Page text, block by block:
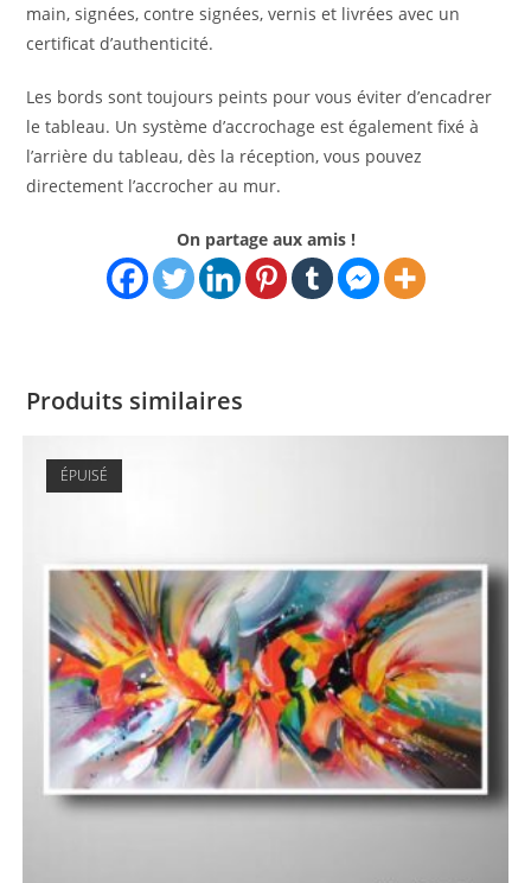
main, signées, contre signées, vernis et livrées avec un
certificat d’authenticité.
Les bords sont toujours peints pour vous éviter d’encadrer
le tableau. Un système d’accrochage est également fixé à
l’arrière du tableau, dès la réception, vous pouvez
directement l’accrocher au mur.
On partage aux amis !
Produits similaires
ÉPUISÉ